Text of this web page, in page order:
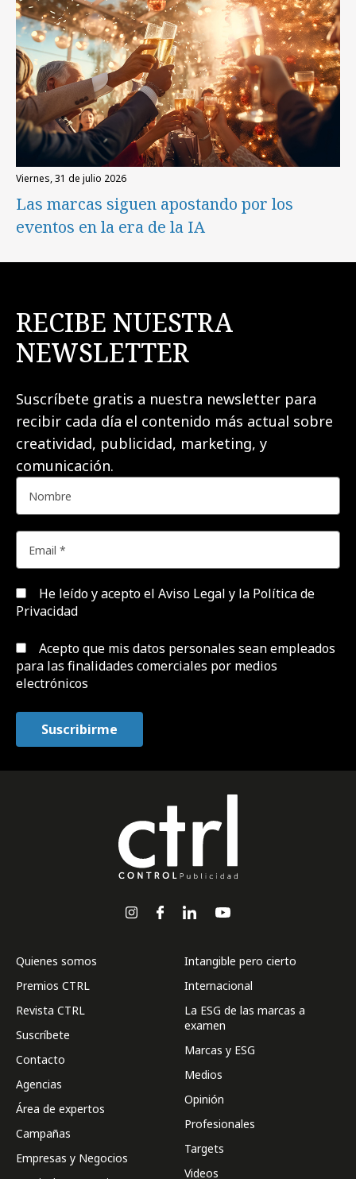
viernes, 31 de julio 2026
Las marcas siguen apostando por los
eventos en la era de la IA
RECIBE NUESTRA
NEWSLETTER
Suscríbete gratis a nuestra newsletter para
recibir cada día el contenido más actual sobre
creatividad, publicidad, marketing, y
comunicación.
He leído y acepto el Aviso Legal y la Política de
Privacidad
Acepto que mis datos personales sean empleados
para las finalidades comerciales por medios
electrónicos
Quienes somos
Premios CTRL
Revista CTRL
Suscríbete
Contacto
Agencias
Área de expertos
Campañas
Empresas y Negocios
Intangible pero cierto
Internacional
La ESG de las marcas a
examen
Marcas y ESG
Medios
Opinión
Profesionales
Targets
Videos